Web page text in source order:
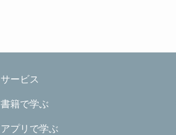
サービス
書籍で学ぶ
アプリで学ぶ